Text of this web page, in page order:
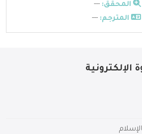
المحقق: ---
المترجم: ---
الإلكترونية